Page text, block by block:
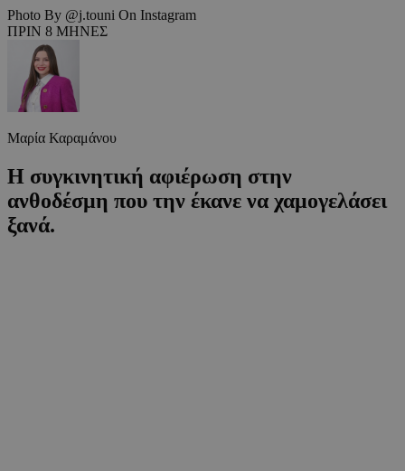
Photo By @j.touni On Instagram
ΠΡΙΝ 8 ΜΗΝΕΣ
Μαρία Καραμάνου
Η συγκινητική αφιέρωση στην
ανθοδέσμη που την έκανε να χαμογελάσει
ξανά.